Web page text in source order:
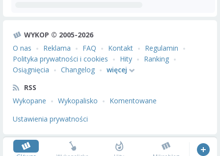
WYKOP © 2005-2026
O nas
Reklama FAQ Kontakt
Regulamin
Polityka prywatności i cookies
Hity
Ranking
Osiągnięcia
Changelog
więcej
RSS
Wykopane
Wykopalisko
Komentowane
Ustawienia prywatności